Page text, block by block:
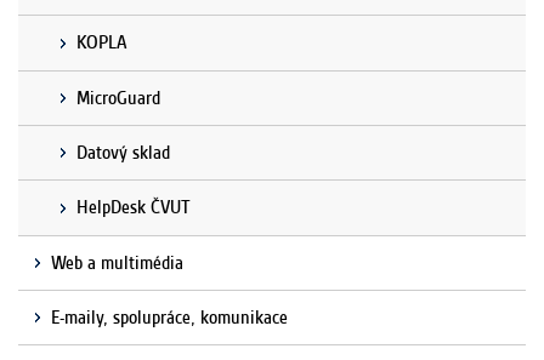
KOPLA
MicroGuard
Datový sklad
HelpDesk ČVUT
Web a multimédia
E-maily, spolupráce, komunikace